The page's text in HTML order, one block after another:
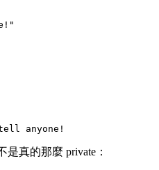
是真的那麼 private：